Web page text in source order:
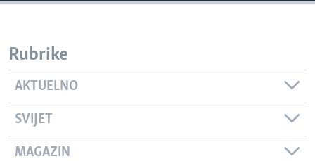
Rubrike
AKTUELNO
SVIJET
MAGAZIN